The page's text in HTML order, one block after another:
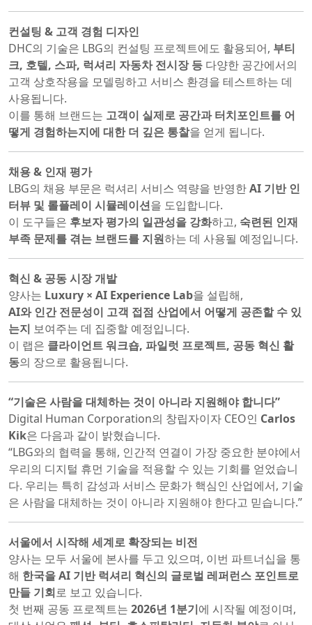
컨설팅 & 고객 경험 디자인
DHC의 기술은 LBG의 컨설팅 프로젝트에도 활용되어, 부티
크, 호텔, 스파, 럭셔리 자동차 전시장 등 다양한 공간에서의
고객 상호작용을 모델링하고 서비스 환경을 테스트하는 데
사용됩니다.
이를 통해 브랜드는 고객이 실제로 공간과 터치포인트를 어
떻게 경험하는지에 대한 더 깊은 통찰을 얻게 됩니다.
채용 & 인재 평가
LBG의 채용 부문은 럭셔리 서비스 역량을 반영한AI 기반 인
터뷰 및 롤플레이 시뮬레이션을 도입합니다.
이 도구들은 후보자 평가의 일관성을 강화하고, 숙련된 인재
부족 문제를 겪는 브랜드를 지원하는 데 사용될 예정입니다.
혁신 & 공동 시장 개발
양사는 Luxury × AI Experience Lab을 설립해,
AI와 인간 전문성이 고객 접점 산업에서 어떻게 공존할 수 있
는지 보여주는 데 집중할 예정입니다.
이 랩은 클라이언트 워크숍, 파일럿 프로젝트, 공동 혁신 활
동의 장으로 활용됩니다.
“기술은 사람을 대체하는 것이 아니라 지원해야 합니다”
Digital Human Corporation의 창립자이자 CEO인 Carlos
Kik은 다음과 같이 밝혔습니다.
“LBG와의 협력을 통해, 인간적 연결이 가장 중요한 분야에서
우리의 디지털 휴먼 기술을 적용할 수 있는 기회를 얻었습니
다. 우리는 특히 감성과 서비스 문화가 핵심인 산업에서, 기술
은 사람을 대체하는 것이 아니라 지원해야 한다고 믿습니다.”
서울에서 시작해 세계로 확장되는 비전
양사는 모두 서울에 본사를 두고 있으며, 이번 파트너십을 통
해 한국을 AI 기반 럭셔리 혁신의 글로벌 레퍼런스 포인트로
만들 기회로 보고 있습니다.
첫 번째 공동 프로젝트는 2026년 1분기에 시작될 예정이며,